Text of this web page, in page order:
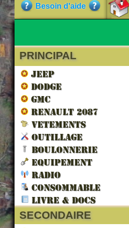
Besoin d'aide
PRINCIPAL
JEEP
DODGE
GMC
RENAULT 2087
VETEMENTS
OUTILLAGE
BOULONNERIE
EQUIPEMENT
RADIO
CONSOMMABLE
LIVRE & DOCS
SECONDAIRE
Qualité :
Nos
LES